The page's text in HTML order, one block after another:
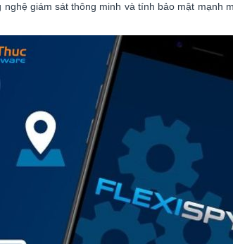
giám sát thông minh và tính bảo mật mạnh